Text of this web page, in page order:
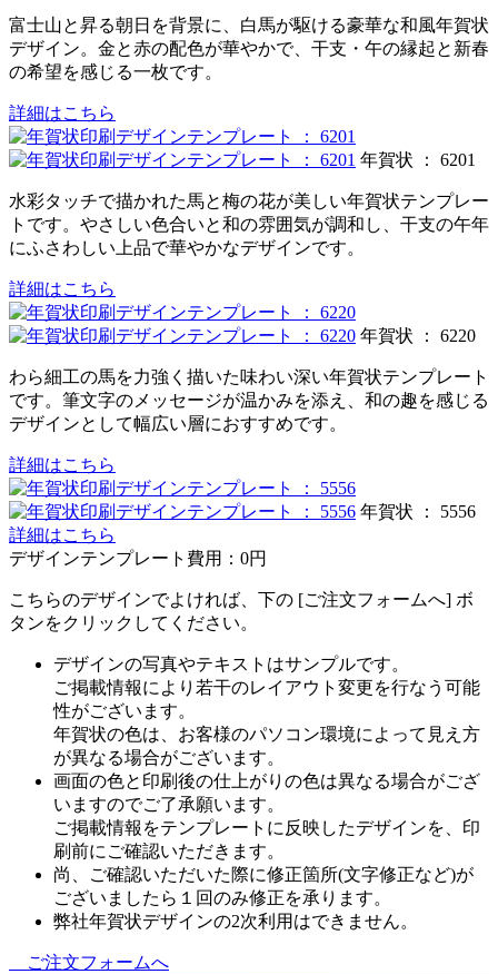
富士山と昇る朝日を背景に、白馬が駆ける豪華な和風年賀状
デザイン。金と赤の配色が華やかで、干支・午の縁起と新春
の希望を感じる一枚です。
詳細はこちら
年賀状 ： 6201
水彩タッチで描かれた馬と梅の花が美しい年賀状テンプレー
トです。やさしい色合いと和の雰囲気が調和し、干支の午年
にふさわしい上品で華やかなデザインです。
詳細はこちら
年賀状 ： 6220
わら細工の馬を力強く描いた味わい深い年賀状テンプレート
です。筆文字のメッセージが温かみを添え、和の趣を感じる
デザインとして幅広い層におすすめです。
詳細はこちら
年賀状 ： 5556
詳細はこちら
デザインテンプレート費用： 0円
こちらのデザインでよければ、下の [ご注文フォームへ] ボ
タンをクリックしてください。
デザインの写真やテキストはサンプルです。
ご掲載情報により若干のレイアウト変更を行なう可能
性がございます。
年賀状の色は、お客様のパソコン環境によって見え方
が異なる場合がございます。
画面の色と印刷後の仕上がりの色は異なる場合がござ
いますのでご了承願います。
ご掲載情報をテンプレートに反映したデザインを、印
刷前にご確認いただきます。
尚、ご確認いただいた際に修正箇所(文字修正など)が
ございましたら１回のみ修正を承ります。
弊社年賀状デザインの2次利用はできません。
ご注文フォームへ